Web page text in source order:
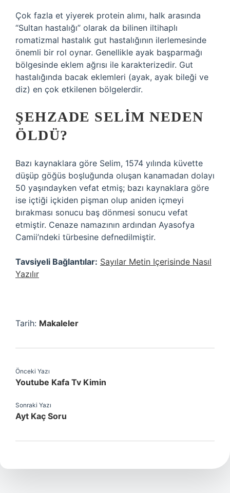
Çok fazla et yiyerek protein alımı, halk arasında
“Sultan hastalığı” olarak da bilinen iltihaplı
romatizmal hastalık gut hastalığının ilerlemesinde
önemli bir rol oynar. Genellikle ayak başparmağı
bölgesinde eklem ağrısı ile karakterizedir. Gut
hastalığında bacak eklemleri (ayak, ayak bileği ve
diz) en çok etkilenen bölgelerdir.
ŞEHZADE SELIM NEDEN
ÖLDÜ?
Bazı kaynaklara göre Selim, 1574 yılında küvette
düşüp göğüs boşluğunda oluşan kanamadan dolayı
50 yaşındayken vefat etmiş; bazı kaynaklara göre
ise içtiği içkiden pişman olup aniden içmeyi
bırakması sonucu baş dönmesi sonucu vefat
etmiştir. Cenaze namazının ardından Ayasofya
Camii’ndeki türbesine defnedilmiştir.
Tavsiyeli Bağlantılar: Sayılar Metin Içerisinde Nasıl
Yazılır
Tarih: Makaleler
Önceki Yazı
Youtube Kafa Tv Kimin
Sonraki Yazı
Ayt Kaç Soru